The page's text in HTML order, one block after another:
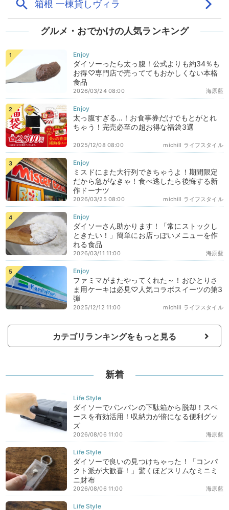
グルメ・おでかけの人気ランキング
ダイソーったら太っ腹！公式よりも約34％も
お得♡専門店で売っててもおかしくない本格
食品
海原藍
2026/03/24 08:00
太っ腹すぎる…！お食事券だけでもとがとれ
ちゃう！完売必至の超お得な福袋3選
michill ライフスタイル
2025/12/08 08:00
ミスドにまた大行列できちゃうよ！期間限定
だから急がなきゃ！食べ逃したら後悔する新
作ドーナツ
michill ライフスタイル
2026/03/25 08:00
ダイソーさん助かります！「常にストックし
ときたい！」簡単にお店っぽいメニューを作
れる食品
海原藍
2026/03/11 11:00
ファミマがまたやってくれた～！おひとりさ
ま用ケーキは必見♡人気コラボスイーツの第3
弾
michill ライフスタイル
2025/12/12 11:00
カテゴリランキングをもっと見る
新着
ダイソーでパンパンの下駄箱から脱却！スペ
ースを有効活用！収納力が倍になる便利グッ
ズ
海原藍
2026/08/06 11:00
ダイソーで良いの見つけちゃった！「コンパ
クト派が大歓喜！」驚くほどスリムなミニミ
ニ財布
海原藍
2026/08/06 11:00